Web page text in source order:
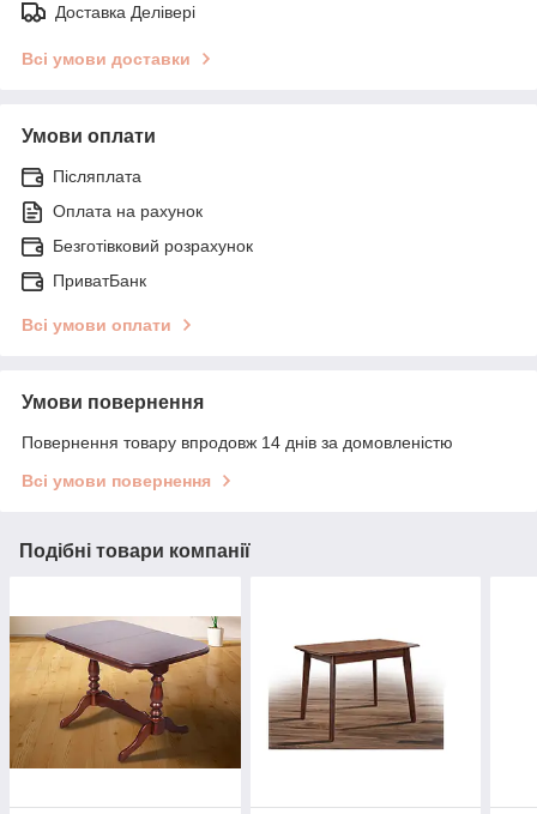
Доставка Делівері
Всі умови доставки
Умови оплати
Післяплата
Оплата на рахунок
Безготівковий розрахунок
ПриватБанк
Всі умови оплати
Умови повернення
Повернення товару впродовж 14 днів за домовленістю
Всі умови повернення
Подібні товари компанії